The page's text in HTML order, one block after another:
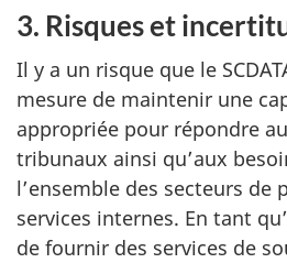
3. Risques et
Il y a un risque que le
mesure de maintenir une
appropriée pour répondre
tribunaux ainsi qu’aux
l’ensemble des secteurs de
services internes. En tant
de fournir des services de